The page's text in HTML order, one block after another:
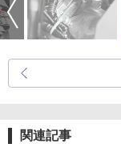
関連記事